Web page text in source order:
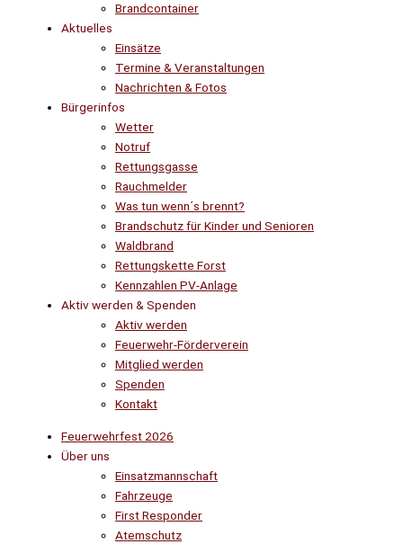
Brandcontainer
Aktuelles
Einsätze
Termine & Veranstaltungen
Nachrichten & Fotos
Bürgerinfos
Wetter
Notruf
Rettungsgasse
Rauchmelder
Was tun wenn´s brennt?
Brandschutz für Kinder und Senioren
Waldbrand
Rettungskette Forst
Kennzahlen PV-Anlage
Aktiv werden & Spenden
Aktiv werden
Feuerwehr-Förderverein
Mitglied werden
Spenden
Kontakt
Feuerwehrfest 2026
Über uns
Einsatzmannschaft
Fahrzeuge
First Responder
Atemschutz